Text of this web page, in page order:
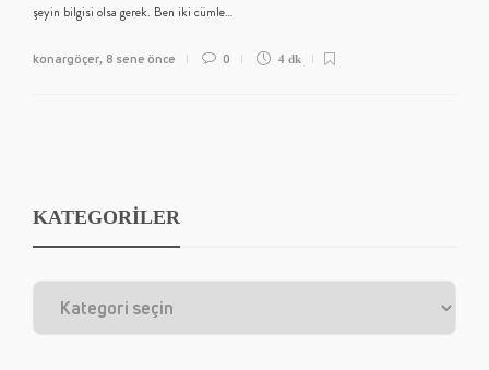
şeyin bilgisi olsa gerek. Ben iki cümle…
konargöçer, 8 sene önce 0 4 dk
KATEGORİLER